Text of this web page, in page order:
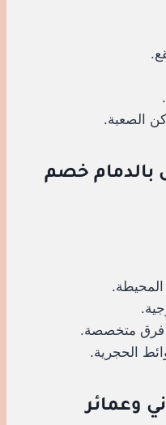
الصعبة.
بالدمام خصم
فرق متخصصة.
الحجرية.
وعمائر